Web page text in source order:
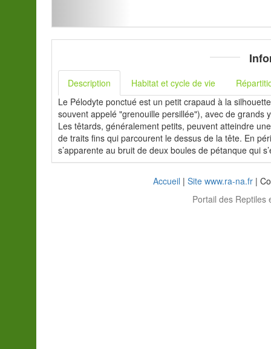
Description Habitat et cycle de vie
Le Pélodyte ponctué est un petit crapaud à la
souvent appelé "grenouille persillée"), avec de
Les têtards, généralement petits, peuvent atteindre
de traits fins qui parcourent le dessus de la tête. En
s’apparente au bruit de deux boules de pétanque qui
Accueil | Site www.ra-na.fr |
Portail des Reptiles